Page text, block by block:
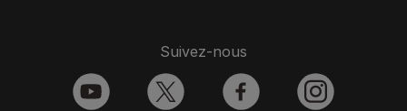
Suivez-nous
youtube twitter facebook instagram